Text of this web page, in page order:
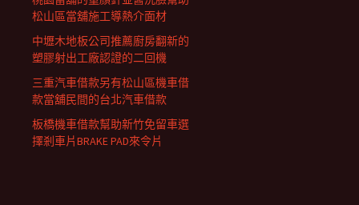
松山區當舖施工導熱介面材
中壢木地板公司推薦廚房翻新的
塑膠射出工廠認證的二回機
三重汽車借款另有松山區機車借
款當舖民間的台北汽車借款
板橋機車借款幫助新竹免留車選
擇剎車片BRAKE PAD來令片